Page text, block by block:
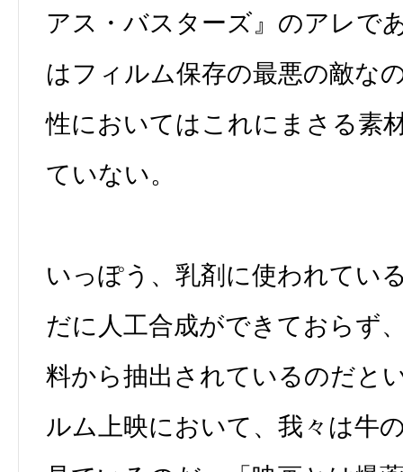
アス・バスターズ』のアレで
はフィルム保存の最悪の敵な
性においてはこれにまさる素
ていない。
いっぽう、乳剤に使われてい
だに人工合成ができておらず
料から抽出されているのだと
ルム上映において、我々は牛